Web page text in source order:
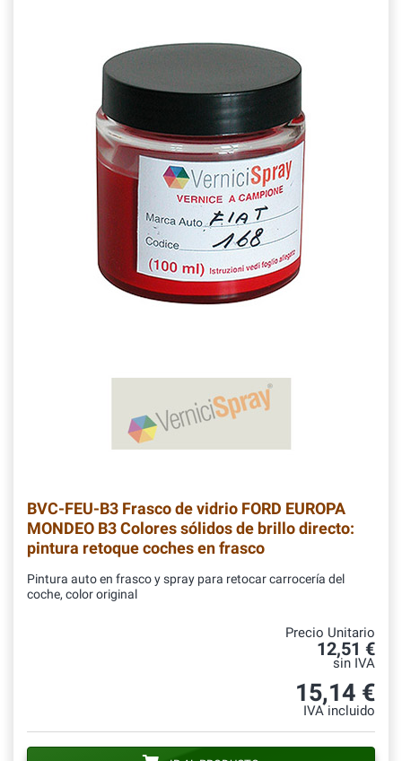
BVC-FEU-B3 Frasco de vidrio FORD EUROPA
MONDEO B3 Colores sólidos de brillo directo:
pintura retoque coches en frasco
Pintura auto en frasco y spray para retocar carrocería del
coche, color original
Precio Unitario
12,51 €
sin IVA
15,14 €
IVA incluido